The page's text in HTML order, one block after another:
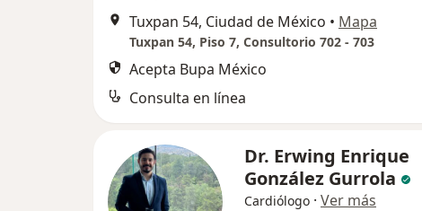
Tuxpan 54, Ciudad de México • Mapa
Tuxpan 54, Piso 7, Consultorio 702 - 703
Acepta Bupa México
Consulta en línea
Dr. Erwing Enrique
González Gurrola
Cardiólogo · Ver más